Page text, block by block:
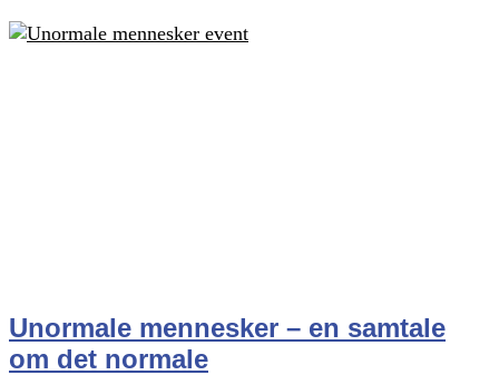
Unormale mennesker – en samtale
om det normale